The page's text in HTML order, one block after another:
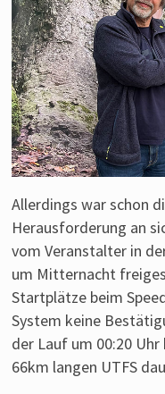
Allerdings war schon
Herausforderung an
vom Veranstalter in
um Mitternacht
Startplätze beim
System keine
der Lauf um 00:20
66km langen UTFS